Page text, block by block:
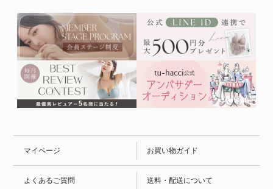
マイページ お買い物ガイド
よくあるご質問 送料・配送について